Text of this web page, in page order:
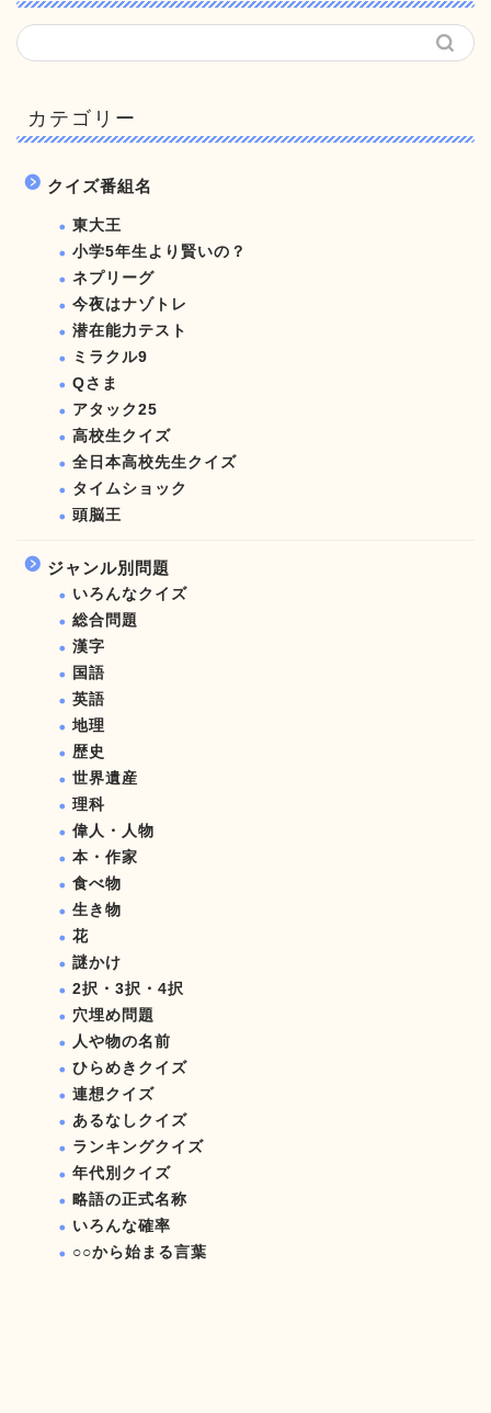
カテゴリー
クイズ番組名
東大王
小学5年生より賢いの？
ネプリーグ
今夜はナゾトレ
潜在能力テスト
ミラクル9
Qさま
アタック25
高校生クイズ
全日本高校先生クイズ
タイムショック
頭脳王
ジャンル別問題
いろんなクイズ
総合問題
漢字
国語
英語
地理
歴史
世界遺産
理科
偉人・人物
本・作家
食べ物
生き物
花
謎かけ
2択・3択・4択
穴埋め問題
人や物の名前
ひらめきクイズ
連想クイズ
あるなしクイズ
ランキングクイズ
年代別クイズ
略語の正式名称
いろんな確率
○○から始まる言葉